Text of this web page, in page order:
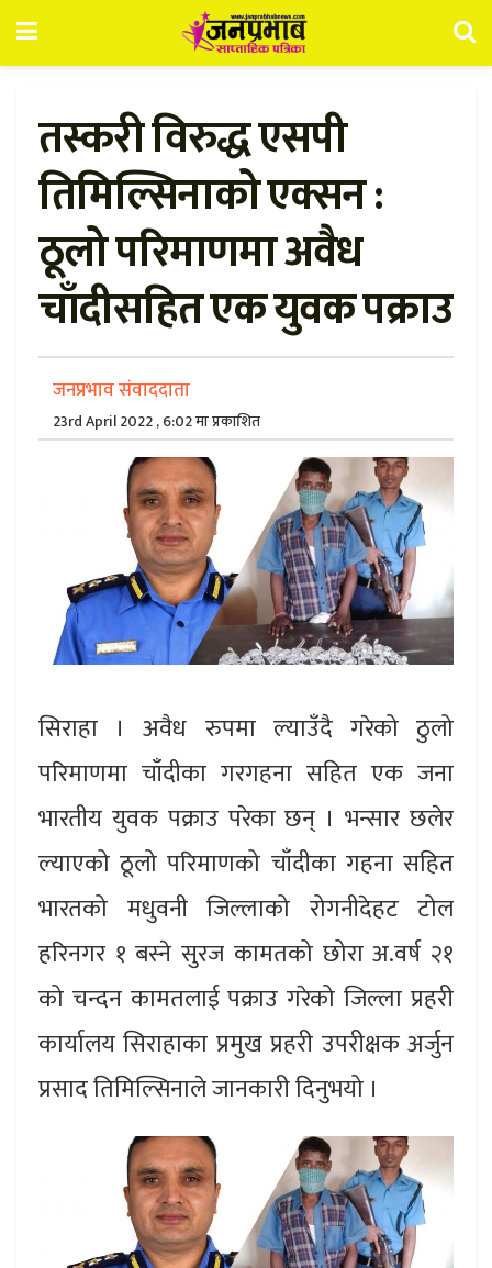
तस्करी विरुद्ध एसपी
तिमिल्सिनाको एक्सन :
ठूलो परिमाणमा अवैध
चाँदीसहित एक युवक पक्राउ
जनप्रभाव संवाददाता
23rd April 2022 , 6:02 मा प्रकाशित
सिराहा । अवैध रुपमा ल्याउँदै गरेको ठुलो
परिमाणमा चाँदीका गरगहना सहित एक जना
भारतीय युवक पक्राउ परेका छन् । भन्सार छलेर
ल्याएको ठूलो परिमाणको चाँदीका गहना सहित
भारतको मधुवनी जिल्लाको रोगनीदेहट टोल
हरिनगर १ बस्ने सुरज कामतको छोरा अ.वर्ष २१
को चन्दन कामतलाई पक्राउ गरेको जिल्ला प्रहरी
कार्यालय सिराहाका प्रमुख प्रहरी उपरीक्षक अर्जुन
प्रसाद तिमिल्सिनाले जानकारी दिनुभयो ।